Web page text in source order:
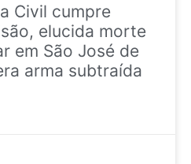
Civil cumpre
elucida morte
em São José de
arma subtraída